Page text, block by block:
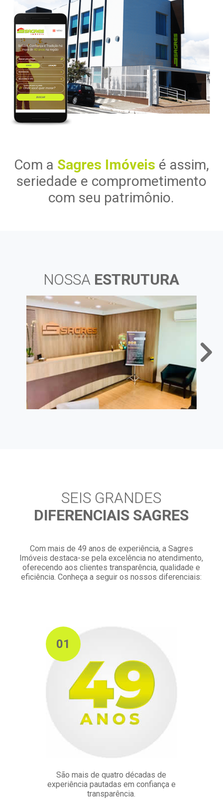
Com a Sagres Imóveis é assim,
seriedade e comprometimento
com seu patrimônio.
NOSSA ESTRUTURA
SEIS GRANDES
DIFERENCIAIS SAGRES
Com mais de 49 anos de experiência, a Sagres
Imóveis destaca-se pela excelência no atendimento,
oferecendo aos clientes transparência, qualidade e
eficiência. Conheça a seguir os nossos diferenciais:
01
São mais de quatro décadas de
experiência pautadas em confiança e
transparência.